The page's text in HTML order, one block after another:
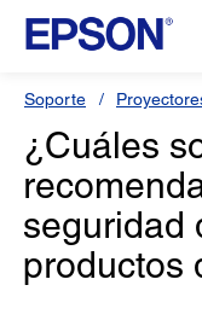
Soporte
¿Cuáles
seguridad
productos